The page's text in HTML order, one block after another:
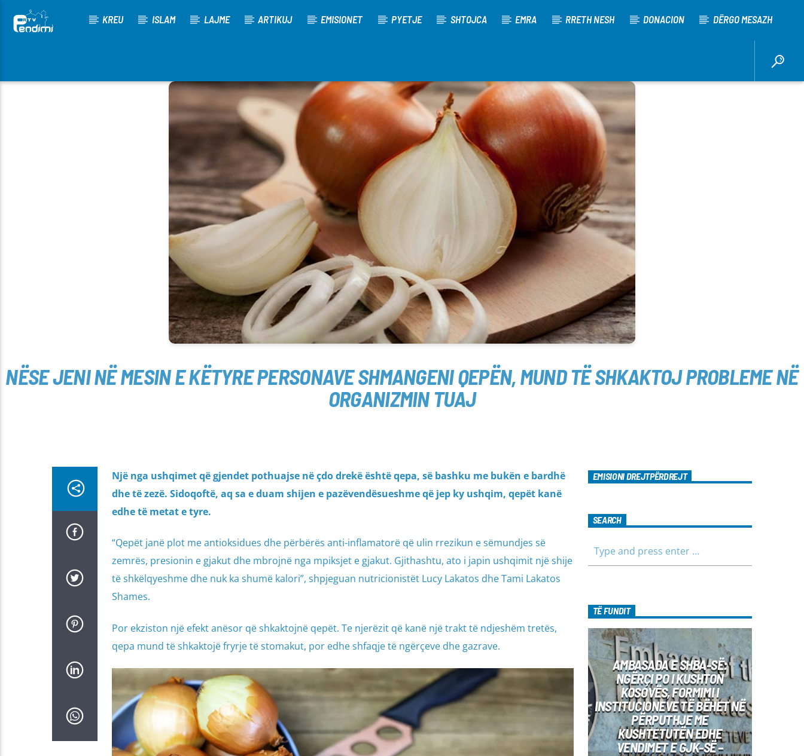
KREU ISLAM LAJME ARTIKUJ EMISIONET PYETJE SHTOJCA EMRA RRETH NESH DONACION DËRGO MESAZH
[There are no radio stations in the database]
NËSE JENI NË MESIN E KËTYRE PERSONAVE SHMANGENI QEPËN, MUND TË SHKAKTOJ PROBLEME NË
ORGANIZMIN TUAJ
Një nga ushqimet që gjendet pothuajse në çdo drekë është qepa, së bashku me bukën e bardhë
dhe të zezë. Sidoqoftë, aq sa e duam shijen e pazëvendësueshme që jep ky ushqim, qepët kanë
edhe të metat e tyre.
“Qepët janë plot me antioksidues dhe përbërës anti-inflamatorë që ulin rrezikun e sëmundjes së
zemrës, presionin e gjakut dhe mbrojnë nga mpiksjet e gjakut. Gjithashtu, ato i japin ushqimit një shije
të shkëlqyeshme dhe nuk ka shumë kalori”, shpjeguan nutricionistët Lucy Lakatos dhe Tami Lakatos
Shames.
Por ekziston një efekt anësor që shkaktojnë qepët. Te njerëzit që kanë një trakt të ndjeshëm tretës,
qepa mund të shkaktojë fryrje të stomakut, por edhe shfaqje të ngërçeve dhe gazrave.
EMISIONI DREJTPËRDREJT
SEARCH
TË FUNDIT
AMBASADA E SHBA-SË:
NGËRÇI PO I KUSHTON
KOSOVËS, FORMIMI I
INSTITUCIONEVE TË BËHET NË
PËRPUTHJE ME
KUSHTETUTËN EDHE
VENDIMET E GJK-SË –